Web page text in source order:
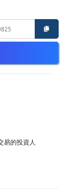
易的投資人